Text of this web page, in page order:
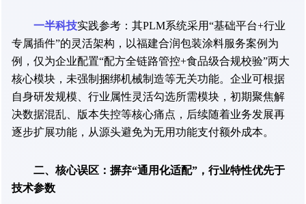
一半科技实践参考：其PLM系统采用“基础平台+行业
专属插件”的灵活架构，以福建合润包装涂料服务案例为
例，仅为企业配置“配方全链路管控+食品级合规校验”两大
核心模块，未强制捆绑机械制造等无关功能。企业可根据
自身研发规模、行业属性灵活勾选所需模块，初期聚焦解
决数据混乱、版本失控等核心痛点，后续随着业务发展再
逐步扩展功能，从源头避免为无用功能支付额外成本。
二、核心误区：摒弃“通用化适配”，行业特性优先于
技术参数